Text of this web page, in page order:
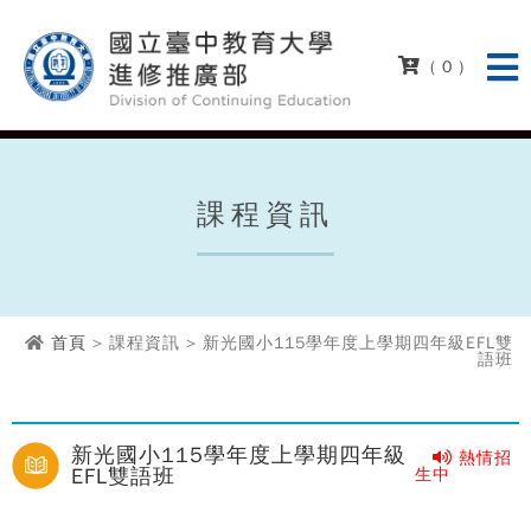
( 0 )
課程資訊
首頁 > 課程資訊 > 新光國小115學年度上學期四年級EFL雙
語班
新光國小115學年度上學期四年級
EFL雙語班
熱情招
生中